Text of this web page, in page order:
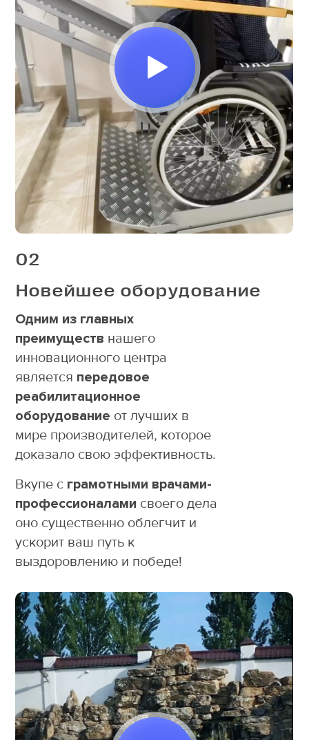
02
Новейшее оборудование
Одним из главных
преимуществ нашего
инновационного центра
является передовое
реабилитационное
оборудование от лучших в
мире производителей, которое
доказало свою эффективность.
Вкупе с грамотными врачами-
профессионалами своего дела
оно существенно облегчит и
ускорит ваш путь к
выздоровлению и победе!